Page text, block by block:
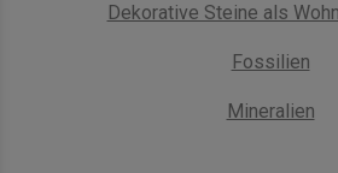
Dekorative Steine als
Fossilien
Mineralien